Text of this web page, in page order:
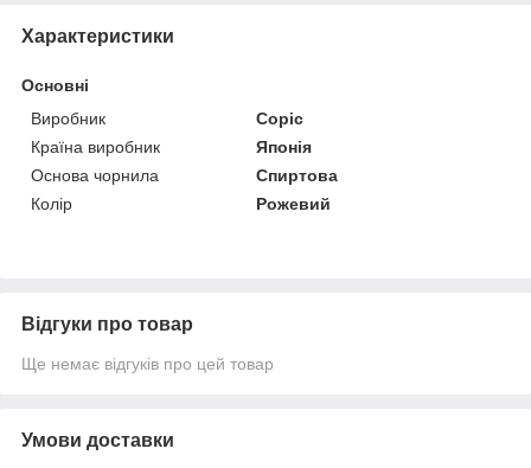
Характеристики
Основні
Виробник
Copic
Країна виробник
Японія
Основа чорнила
Спиртова
Колір
Рожевий
Відгуки про товар
Ще немає відгуків про цей товар
Умови доставки